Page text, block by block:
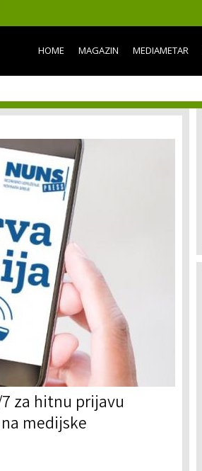
content
HOME MAGAZIN MEDIAMETAR
za hitnu prijavu
medijske